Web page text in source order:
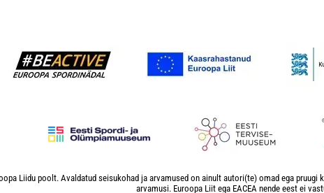
Liidu poolt. Avaldatud seisukohad ja arvamused on ainult autori(te) omad ega
arvamusi. Euroopa Liit ega EACEA nende eest ei